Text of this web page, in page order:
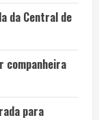
da Central de
companheira
para